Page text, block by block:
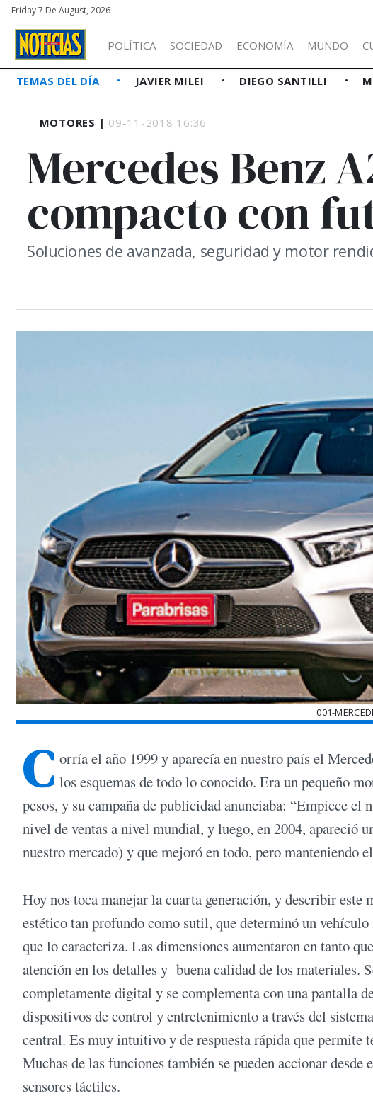
Friday 7 De August, 2026
POLÍTICA SOCIEDAD ECONOMÍA MUNDO
TEMAS DEL DÍA JAVIER MILEI DIEGO SANTILLI
MOTORES | 09-11-2018 16:36
Mercedes Benz
compacto con
Soluciones de avanzada, seguridad y motor
001-
C orría el año 1999 y aparecía en nuestro país el
los esquemas de todo lo conocido. Era un pequeño
pesos, y su campaña de publicidad anunciaba: “Empiece el
nivel de ventas a nivel mundial, y luego, en 2004, apareció
nuestro mercado) y que mejoró en todo, pero manteniendo
Hoy nos toca manejar la cuarta generación, y describir este
estético tan profundo como sutil, que determinó un
que lo caracteriza. Las dimensiones aumentaron en tanto
atención en los detalles y buena calidad de los materiales.
completamente digital y se complementa con una pantalla
dispositivos de control y entretenimiento a través del
central. Es muy intuitivo y de respuesta rápida que permite
Muchas de las funciones también se pueden accionar
sensores táctiles.